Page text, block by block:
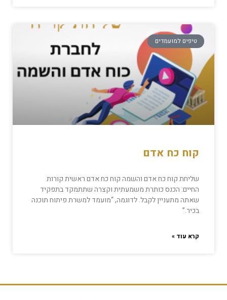
טיפים למועמדים
קוח כח אדם
שליחת קוח כח אדם והשמה קוח כח אדם ראשית קורות
החיים: הכנס כותרת משמעתית וקצרה שתתמקד בתפקיד
שאתה מתעניין לקבל. לדוגמה, “מועמד למשרת פיתוח תוכנה
בכיר.”
קרא עוד »